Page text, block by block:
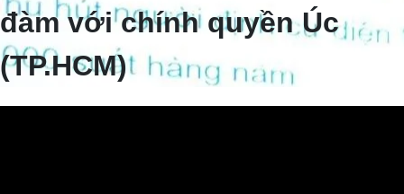
đàm với chính quyền Úc
(TP.HCM)